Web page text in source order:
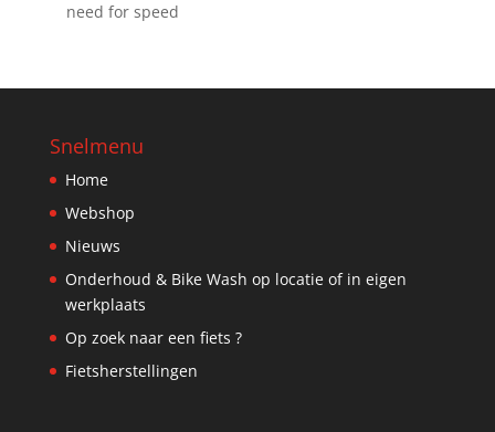
need for speed
Snelmenu
Home
Webshop
Nieuws
Onderhoud & Bike Wash op locatie of in eigen
werkplaats
Op zoek naar een fiets ?
Fietsherstellingen